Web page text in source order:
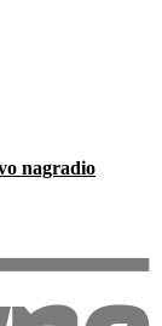
nagradio